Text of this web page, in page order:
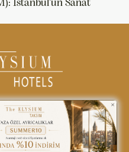
İstanbul’un Sanat
18 18